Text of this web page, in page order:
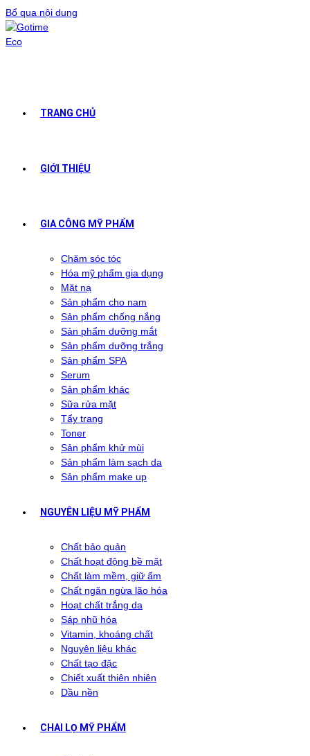
Bổ qua nội dung
TRANG CHỦ
GIỚI THIỆU
GIA CÔNG MỸ PHẨM
Chăm sóc tóc
Hóa mỹ phẩm gia dụng
Mặt nạ
Sản phẩm cho nam
Sản phẩm chống nắng
Sản phẩm dưỡng mắt
Sản phẩm dưỡng trắng
Sản phẩm SPA
Serum
Sản phẩm khác
Sữa rửa mặt
Tẩy trang
Toner
Sản phẩm khử mùi
Sản phẩm làm sạch da
Sản phẩm make up
NGUYÊN LIỆU MỸ PHẨM
Chất bảo quản
Chất hoạt động bề mặt
Chất làm mềm, giữ ẩm
Chất ngăn ngừa lão hóa
Hoạt chất trắng da
Sáp nhũ hóa
Vitamin, khoáng chất
Nguyên liệu khác
Chất tạo đặc
Chiết xuất thiên nhiên
Dầu nền
CHAI LỌ MỸ PHẨM